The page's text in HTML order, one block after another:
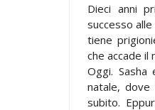
Dieci anni
successo
tiene
che accade il
Oggi.
natale,
subito.